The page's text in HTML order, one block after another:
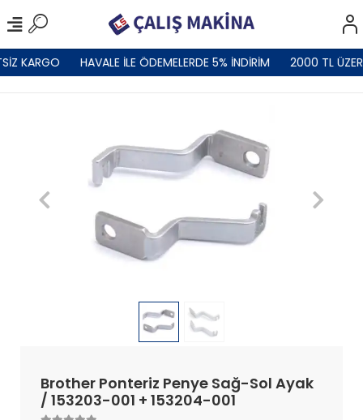
KARGO HAVALE İLE ÖDEMELERDE 5% İNDİRİM 2000 TL
Brother Ponteriz Penye Sağ-Sol Ayak
/ 153203-001 + 153204-001